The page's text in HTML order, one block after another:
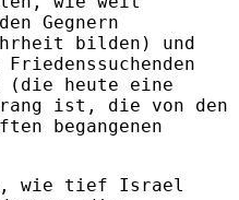
Gegnern
bilden) und
(die heute eine
ist, die von den
begangenen
wie tief Israel